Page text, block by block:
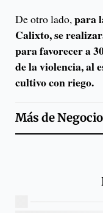
De otro lado,para
Calixto, se
para favorecer a
de la violencia, al
cultivo con riego.
Más de